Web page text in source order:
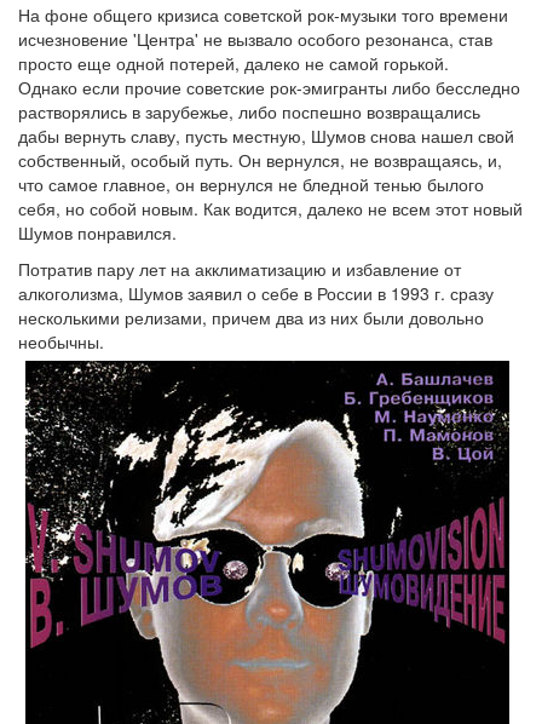
На фоне общего кризиса советской рок-музыки того времени
исчезновение 'Центра' не вызвало особого резонанса, став
просто еще одной потерей, далеко не самой горькой.
Однако если прочие советские рок-эмигранты либо бесследно
растворялись в зарубежье, либо поспешно возвращались
дабы вернуть славу, пусть местную, Шумов снова нашел свой
собственный, особый путь. Он вернулся, не возвращаясь, и,
что самое главное, он вернулся не бледной тенью былого
себя, но собой новым. Как водится, далеко не всем этот новый
Шумов понравился.
Потратив пару лет на акклиматизацию и избавление от
алкоголизма, Шумов заявил о себе в России в 1993 г. сразу
несколькими релизами, причем два из них были довольно
необычны.